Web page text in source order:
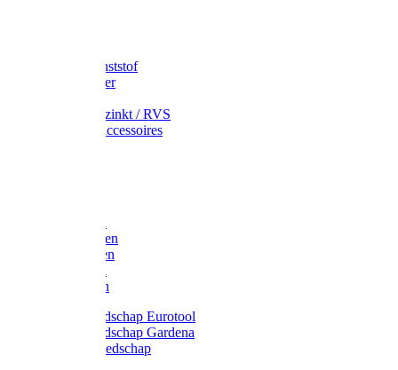
Emmer kunststof
Schepemmer
Emmer verzinkt / RVS
Regenton accessoires
Gazonharken
Asfaltharken
Hooiharken
Handgereedschap Eurotool
Handgereedschap Gardena
Kindergereedschap